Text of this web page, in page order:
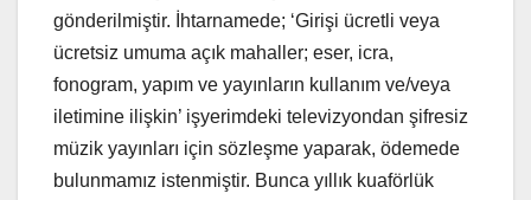
gönderilmiştir. İhtarnamede; ‘Girişi ücretli veya
ücretsiz umuma açık mahaller; eser, icra,
fonogram, yapım ve yayınların kullanım ve/veya
iletimine ilişkin’ işyerimdeki televizyondan şifresiz
müzik yayınları için sözleşme yaparak, ödemede
bulunmamız istenmiştir. Bunca yıllık kuaförlük